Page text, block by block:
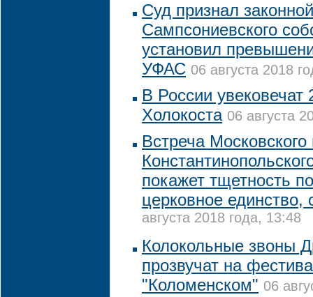
Суд признал
Сампсониевского
установил
УФАС 06 августа 2018
В России увековечат
Холокоста 06 августа
Встреча Московского
покажет тщетность
церковное
августа 2018 года, 13:48
Колокольные звоны
прозвучат на
"Коломенском" 06